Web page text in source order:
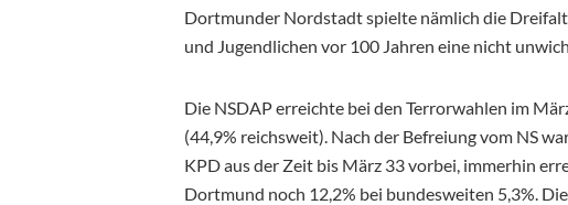
Dortmunder Nordstadt spielte nämlich die
und Jugendlichen vor 100 Jahren eine nicht
Die NSDAP erreichte bei den Terrorwahlen im
(44,9% reichsweit). Nach der Befreiung vom NS
KPD aus der Zeit bis März 33 vorbei, immerhin
Dortmund noch 12,2% bei bundesweiten 5,3%.